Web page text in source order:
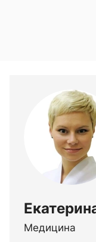
Медицина